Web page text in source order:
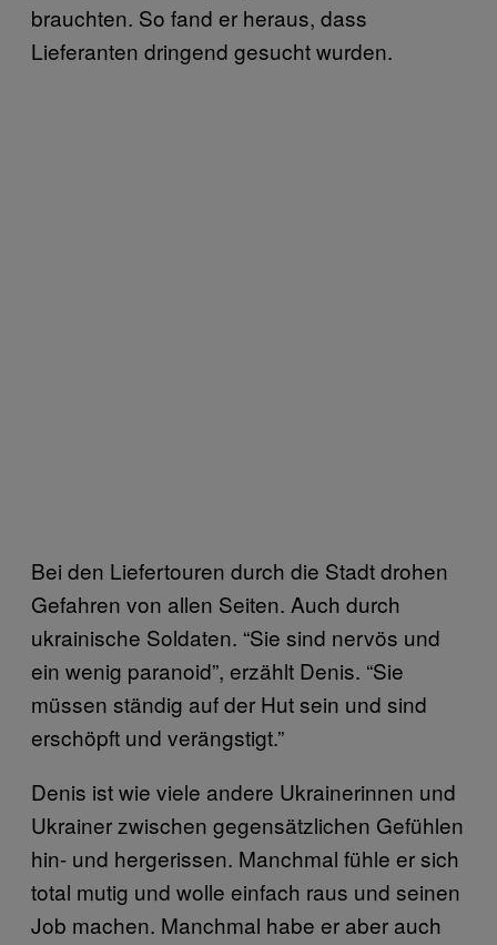
brauchten. So fand er heraus, dass
Lieferanten dringend gesucht wurden.
Bei den Liefertouren durch die Stadt drohen
Gefahren von allen Seiten. Auch durch
ukrainische Soldaten. “Sie sind nervös und
ein wenig paranoid”, erzählt Denis. “Sie
müssen ständig auf der Hut sein und sind
erschöpft und verängstigt.”
Denis ist wie viele andere Ukrainerinnen und
Ukrainer zwischen gegensätzlichen Gefühlen
hin- und hergerissen. Manchmal fühle er sich
total mutig und wolle einfach raus und seinen
Job machen. Manchmal habe er aber auch